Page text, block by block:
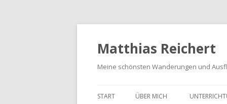
Matthias Reichert
Meine schönsten Wanderungen und
START ÜBER MICH